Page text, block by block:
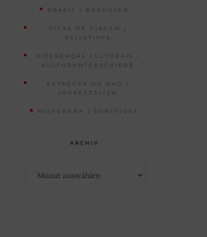
BRASIL | BRASILIEN
DICAS DE VIAGEM |
REISETIPPS
DIFERENÇAS CULTURAIS |
KULTURUNTERSCHIEDE
ESTAÇÕES DO ANO |
JAHRESZEITEN
MISTUREBA | SONSTIGES
ARCHIV